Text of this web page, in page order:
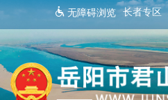
无障碍浏览 长者专区